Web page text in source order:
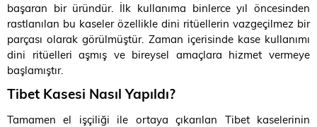
başaran bir üründür. İlk kullanıma binlerce yıl öncesinden
rastlanılan bu kaseler özellikle dini ritüellerin vazgeçilmez bir
parçası olarak görülmüştür. Zaman içerisinde kase kullanımı
dini ritüelleri aşmış ve bireysel amaçlara hizmet vermeye
başlamıştır.
Tibet Kasesi Nasıl Yapıldı?
Tamamen el işçiliği ile ortaya çıkarılan Tibet kaselerinin